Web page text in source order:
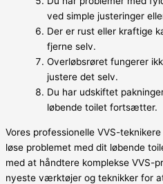
ved simple justeringer
Der er rust eller kraftige
fjerne selv.
Overløbsrøret fungerer
justere det selv.
Du har udskiftet
løbende toilet fortsætter.
Vores professionelle VVS-
løse problemet med dit løbende
med at håndtere komplekse VVS-
nyeste værktøjer og teknikker for